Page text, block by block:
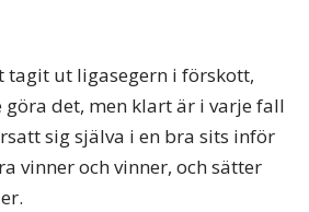
tagit ut ligasegern i förskott,
göra det, men klart är i varje fall
sig själva i en bra sits inför
vinner och vinner, och sätter